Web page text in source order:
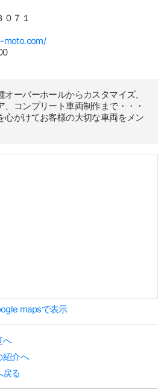
０７１
moto.com/
ーバーホールからカスタマイズ、
コンプリート車両制作まで・・・
心がけてお客様の大切な車両をメン
mapsで表示
へ
紹介へ
戻る